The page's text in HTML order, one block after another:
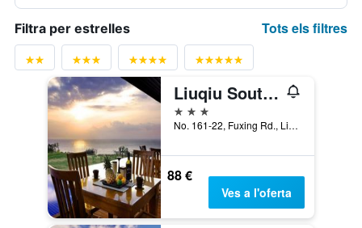
Filtra per estrelles Tots els filtres
Liuqiu Southpacific Villa
3 estrelles
No. 161-22, Fuxing Rd., Liuqiu, Taiwan
88 €
Ves a l'oferta